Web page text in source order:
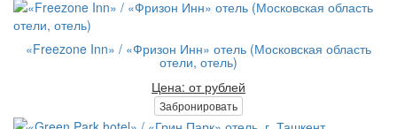
«Freezone Inn» / «Фризон Инн» отель (Московская область
отели, отель)
Цена: от рублей
Забронировать